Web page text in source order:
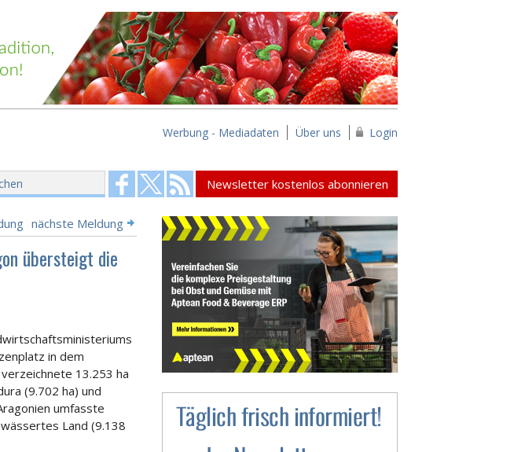
Werbung - Mediadaten Über uns Login
Newsletter kostenlos abonnieren
nächste Meldung
übersteigt die
in dem
13.253 ha
(9.702 ha) und
umfasste
Land (9.138